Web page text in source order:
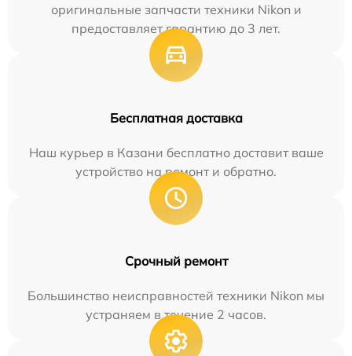
оригинальные запчасти техники Nikon и
предоставляет гарантию до 3 лет.
Бесплатная доставка
Наш курьер в Казани бесплатно доставит ваше
устройство на ремонт и обратно.
Срочный ремонт
Большинство неисправностей техники Nikon мы
устраняем в течение 2 часов.